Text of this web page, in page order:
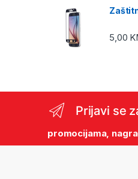
5,00
Prijavi se
promocijama,